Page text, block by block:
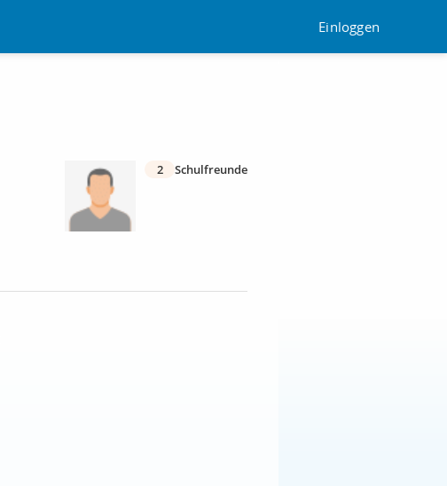
Einloggen
2 Schulfreunde